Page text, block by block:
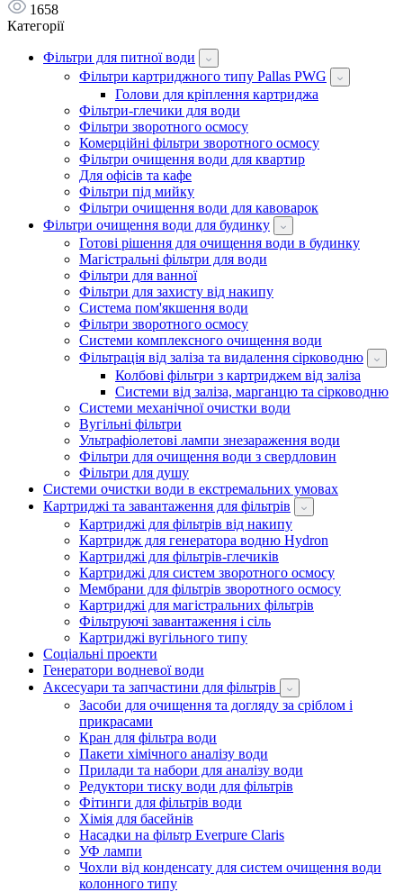
1658
Категорії
Фільтри для питної води
Фільтри картриджного типу Pallas PWG
Голови для кріплення картриджа
Фільтри-глечики для води
Фільтри зворотного осмосу
Комерційні фільтри зворотного осмосу
Фільтри очищення води для квартир
Для офісів та кафе
Фільтри під мийку
Фільтри очищення води для кавоварок
Фільтри очищення води для будинку
Готові рішення для очищення води в будинку
Магістральні фільтри для води
Фільтри для ванної
Фільтри для захисту від накипу
Система пом'якшення води
Фільтри зворотного осмосу
Системи комплексного очищення води
Фільтрація від заліза та видалення сірководню
Колбові фільтри з картриджем від заліза
Системи від заліза, марганцю та сірководню
Системи механічної очистки води
Вугільні фільтри
Ультрафіолетові лампи знезараження води
Фільтри для очищення води з свердловин
Фільтри для душу
Системи очистки води в екстремальних умовах
Картриджі та завантаження для фільтрів
Картриджі для фільтрів від накипу
Картридж для генератора водню Hydron
Картриджі для фільтрів-глечиків
Картриджі для систем зворотного осмосу
Мембрани для фільтрів зворотного осмосу
Картриджі для магістральних фільтрів
Фільтруючі завантаження і сіль
Картриджі вугільного типу
Соціальні проекти
Генератори водневої води
Аксесуари та запчастини для фільтрів
Засоби для очищення та догляду за сріблом і
прикрасами
Кран для фільтра води
Пакети хімічного аналізу води
Прилади та набори для аналізу води
Редуктори тиску води для фільтрів
Фітинги для фільтрів води
Хімія для басейнів
Насадки на фільтр Everpure Claris
УФ лампи
Чохли від конденсату для систем очищення води
колонного типу